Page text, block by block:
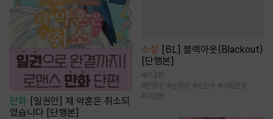
만화 [일권만] 제 약혼은 취소되
었습니다 [단행본]
소설 [BL] 블랙아웃(Blackout)
[단행본]
1.2만
#잔망수 #순정공 #순진수 #사랑꾼공
#사건물